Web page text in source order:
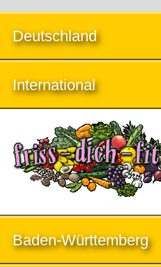
Deutschland
International
Baden-Württemberg